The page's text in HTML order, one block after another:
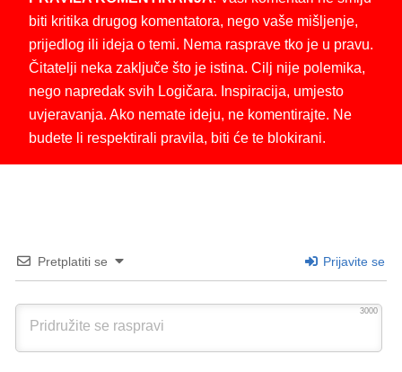
biti kritika drugog komentatora, nego vaše mišljenje,
prijedlog ili ideja o temi. Nema rasprave tko je u pravu.
Čitatelji neka zaključe što je istina. Cilj nije polemika,
nego napredak svih Logičara. Inspiracija, umjesto
uvjeravanja. Ako nemate ideju, ne komentirajte. Ne
budete li respektirali pravila, biti će te blokirani.
Pretplatiti se Prijavite se
3000